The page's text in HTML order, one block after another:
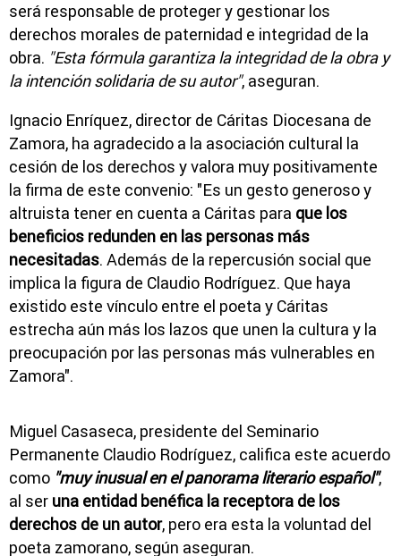
será responsable de proteger y gestionar los
derechos morales de paternidad e integridad de la
obra. "Esta fórmula garantiza la integridad de la obra y
la intención solidaria de su autor", aseguran.
Ignacio Enríquez, director de Cáritas Diocesana de
Zamora, ha agradecido a la asociación cultural la
cesión de los derechos y valora muy positivamente
la firma de este convenio: "Es un gesto generoso y
altruista tener en cuenta a Cáritas para que los
beneficios redunden en las personas más
necesitadas. Además de la repercusión social que
implica la figura de Claudio Rodríguez. Que haya
existido este vínculo entre el poeta y Cáritas
estrecha aún más los lazos que unen la cultura y la
preocupación por las personas más vulnerables en
Zamora".
Miguel Casaseca, presidente del Seminario
Permanente Claudio Rodríguez, califica este acuerdo
como "muy inusual en el panorama literario español",
al ser una entidad benéfica la receptora de los
derechos de un autor, pero era esta la voluntad del
poeta zamorano, según aseguran.